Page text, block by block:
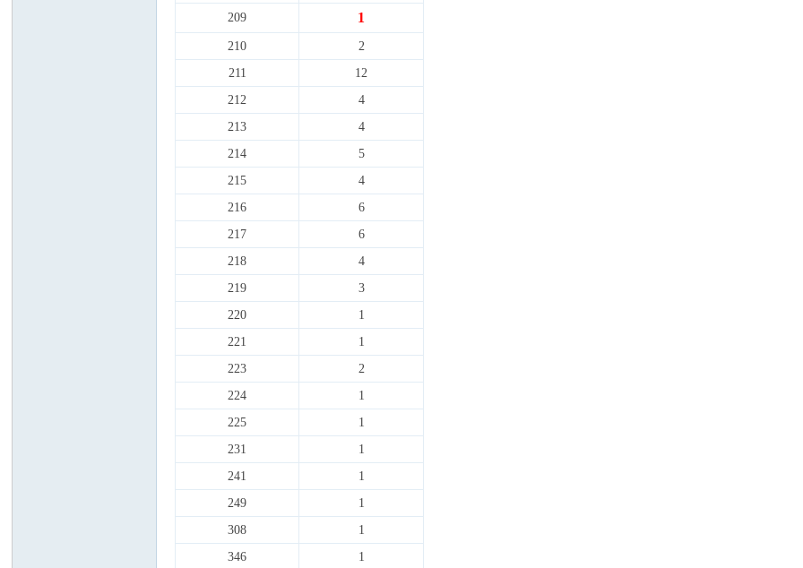
209 1
210
2
211
12
212
4
213
4
214
5
215
4
216
6
217
6
218
4
219
3
220
1
221
1
223
2
224
1
225
1
231
1
241
1
249
1
308
1
346
1